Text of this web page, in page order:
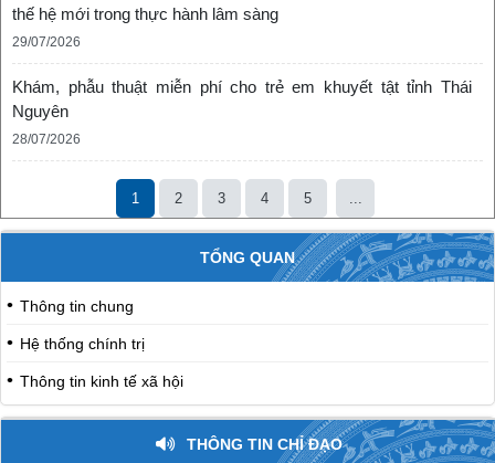
thế hệ mới trong thực hành lâm sàng
29/07/2026
Khám, phẫu thuật miễn phí cho trẻ em khuyết tật tỉnh Thái
Nguyên
28/07/2026
1 2 3 4 5 ...
TỔNG QUAN
Thông tin chung
Hệ thống chính trị
Thông tin kinh tế xã hội
THÔNG TIN CHỈ ĐẠO